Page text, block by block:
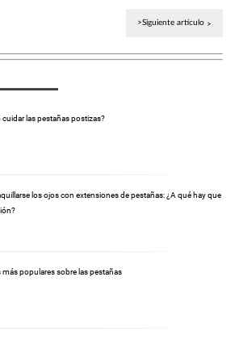
>Siguiente artículo
cuidar las pestañas postizas?
los ojos con extensiones de pestañas: ¿A qué hay que
populares sobre las pestañas